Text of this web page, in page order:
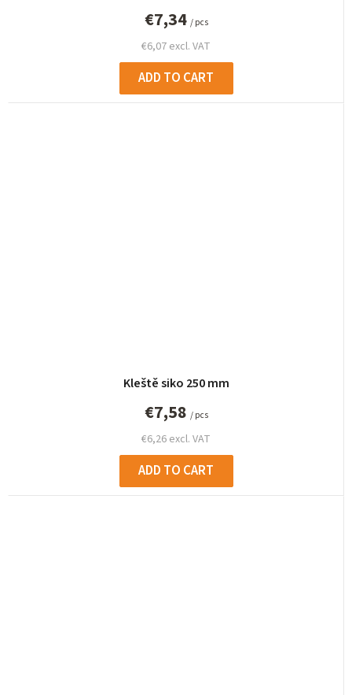
€6,07 excl. VAT
€7,34 / pcs
ADD TO CART
Kleště siko 250 mm
€6,26 excl. VAT
€7,58 / pcs
ADD TO CART